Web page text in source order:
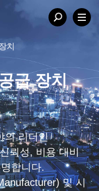
치
급 장치
의 리더인
뢰성, 비용 대비
합니다.
및 시